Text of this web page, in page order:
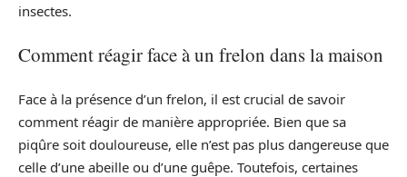
insectes.
Comment réagir face à un frelon dans la maison
Face à la présence d’un frelon, il est crucial de savoir
comment réagir de manière appropriée. Bien que sa
piqûre soit douloureuse, elle n’est pas plus dangereuse que
celle d’une abeille ou d’une guêpe. Toutefois, certaines